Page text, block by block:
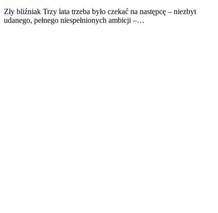
Zły bliźniak Trzy lata trzeba było czekać na następcę – niezbyt
udanego, pełnego niespełnionych ambicji –…